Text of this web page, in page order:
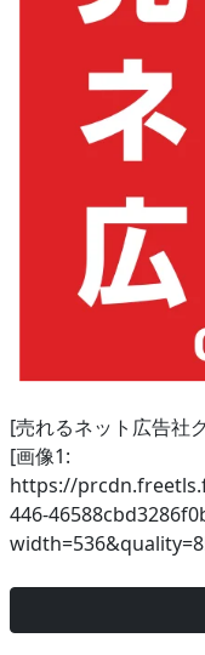
[売れるネット広告社
[画像1:
https://
446-